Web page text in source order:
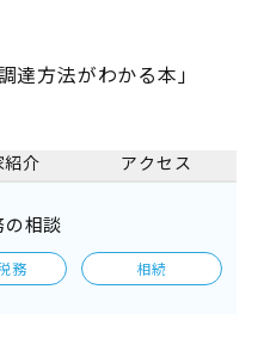
達方法がわかる本」
紹介 アクセス
相談
務 相続